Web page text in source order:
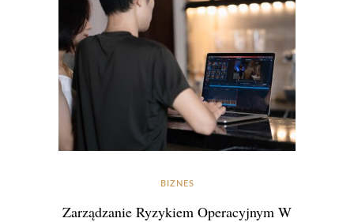
BIZNES
Zarządzanie Ryzykiem Operacyjnym W